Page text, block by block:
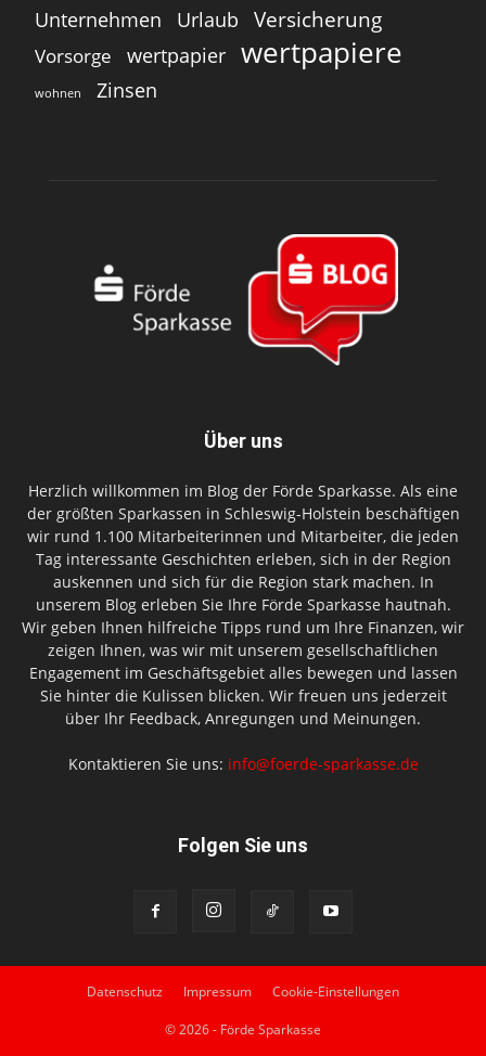
Unternehmen Urlaub Versicherung
Vorsorge wertpapier wertpapiere
wohnen Zinsen
Über uns
Herzlich willkommen im Blog der Förde Sparkasse. Als eine
der größten Sparkassen in Schleswig-Holstein beschäftigen
wir rund 1.100 Mitarbeiterinnen und Mitarbeiter, die jeden
Tag interessante Geschichten erleben, sich in der Region
auskennen und sich für die Region stark machen. In
unserem Blog erleben Sie Ihre Förde Sparkasse hautnah.
Wir geben Ihnen hilfreiche Tipps rund um Ihre Finanzen, wir
zeigen Ihnen, was wir mit unserem gesellschaftlichen
Engagement im Geschäftsgebiet alles bewegen und lassen
Sie hinter die Kulissen blicken. Wir freuen uns jederzeit
über Ihr Feedback, Anregungen und Meinungen.
Kontaktieren Sie uns: info@foerde-sparkasse.de
Folgen Sie uns
Datenschutz Impressum Cookie-Einstellungen
© 2026 - Förde Sparkasse